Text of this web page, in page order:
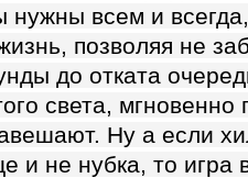
нужны всем и
позволяя не
до отката
света, мгновенно
Ну а если
и не нубка, то игра